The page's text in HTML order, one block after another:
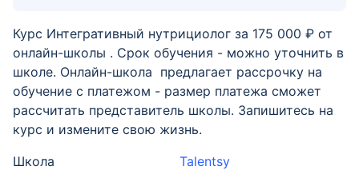
Курс Интегративный нутрициолог за 175 000 ₽ от
онлайн-школы . Срок обучения - можно уточнить в
школе. Онлайн-школа предлагает рассрочку на
обучение с платежом - размер платежа сможет
рассчитать представитель школы. Запишитесь на
курс и измените свою жизнь.
Школа
Talentsy